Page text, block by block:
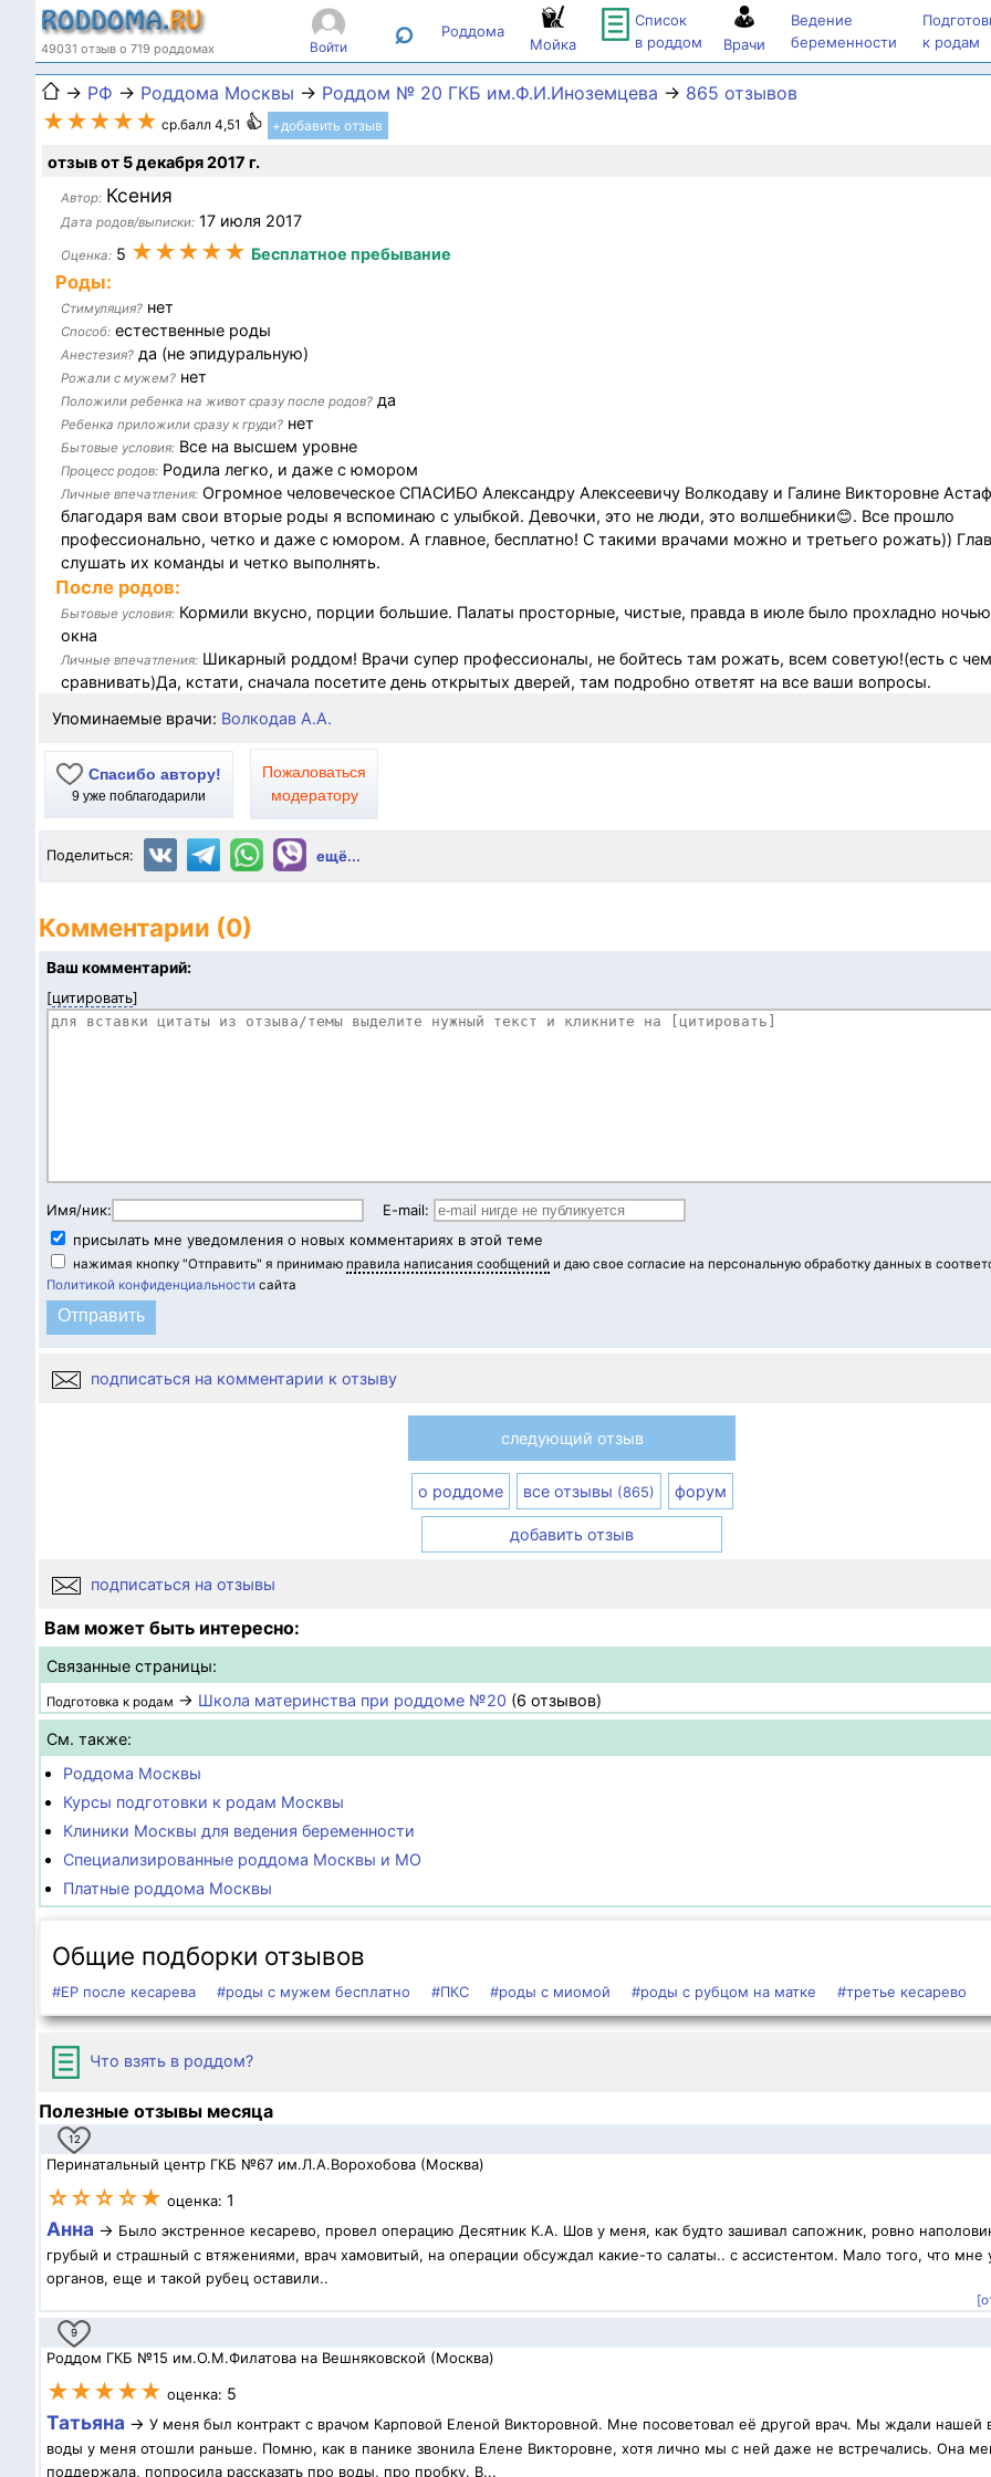
49031 отзыв о 719 роддомах Войти ⌕ Роддома
Мойка
Список
в роддом
Врачи
Ведение
беременности
к родам
→ РФ → Роддома Москвы → Роддом № 20 ГКБ им.Ф.И.Иноземцева → 865 отзывов
★★★★★ ср.балл 4,51 +добавить отзыв
отзыв от 5 декабря 2017 г.
Автор: Ксения
Дата родов/выписки: 17 июля 2017
Оценка: 5 ★★★★★ Бесплатное пребывание
Роды:
Стимуляция? нет
Способ: естественные роды
Анестезия? да (не эпидуральную)
Рожали с мужем? нет
Положили ребенка на живот сразу после родов? да
Ребенка приложили сразу к груди? нет
Бытовые условия: Все на высшем уровне
Процесс родов: Родила легко, и даже с юмором
Личные впечатления: Огромное человеческое СПАСИБО Александру Алексеевичу Волкодаву и Галине Викторовне
благодаря вам свои вторые роды я вспоминаю с улыбкой. Девочки, это не люди, это волшебники😊. Все прошло
профессионально, четко и даже с юмором. А главное, бесплатно! С такими врачами можно и третьего рожать))
слушать их команды и четко выполнять.
После родов:
Бытовые условия: Кормили вкусно, порции большие. Палаты просторные, чистые, правда в июле было прохладно
окна
Личные впечатления: Шикарный роддом! Врачи супер профессионалы, не бойтесь там рожать, всем советую!(есть с чем
сравнивать)Да, кстати, сначала посетите день открытых дверей, там подробно ответят на все ваши вопросы.
Упоминаемые врачи: Волкодав А.А.
Спасибо автору!
9 уже поблагодарили
Пожаловаться
модератору
Поделиться: ещё...
Комментарии (0)
Ваш комментарий:
[цитировать]
Имя/ник:
E-mail:
присылать мне уведомления о новых комментариях в этой теме
нажимая кнопку "Отправить" я принимаю правила написания сообщений и даю свое согласие на персональную обработку данных в
Политикой конфиденциальности сайта
подписаться на комментарии к отзыву
следующий отзыв
о роддоме все отзывы (865) форум
добавить отзыв
подписаться на отзывы
Вам может быть интересно:
Связанные страницы:
Подготовка к родам → Школа материнства при роддоме №20 (6 отзывов)
См. также:
Роддома Москвы
Курсы подготовки к родам Москвы
Клиники Москвы для ведения беременности
Специализированные роддома Москвы и МО
Платные роддома Москвы
Общие подборки отзывов
#ЕР после кесарева #роды с мужем бесплатно #ПКС #роды с миомой #роды с рубцом на матке #третье кесарево
Что взять в роддом?
Полезные отзывы месяца
12
Перинатальный центр ГКБ №67 им.Л.А.Ворохобова (Москва)
☆☆☆☆★ оценка: 1
Анна → Было экстренное кесарево, провел операцию Десятник К.А. Шов у меня, как будто зашивал сапожник, ровно
грубый и страшный с втяжениями, врач хамовитый, на операции обсуждал какие-то салаты.. с ассистентом. Мало того, что мне
органов, еще и такой рубец оставили..
9
Роддом ГКБ №15 им.О.М.Филатова на Вешняковской (Москва)
★★★★★ оценка: 5
Татьяна → У меня был контракт с врачом Карповой Еленой Викторовной. Мне посоветовал её другой врач. Мы ждали нашей
воды у меня отошли раньше. Помню, как в панике звонила Елене Викторовне, хотя лично мы с ней даже не встречались. Она
поддержала, попросила рассказать про воды, про пробку. В...